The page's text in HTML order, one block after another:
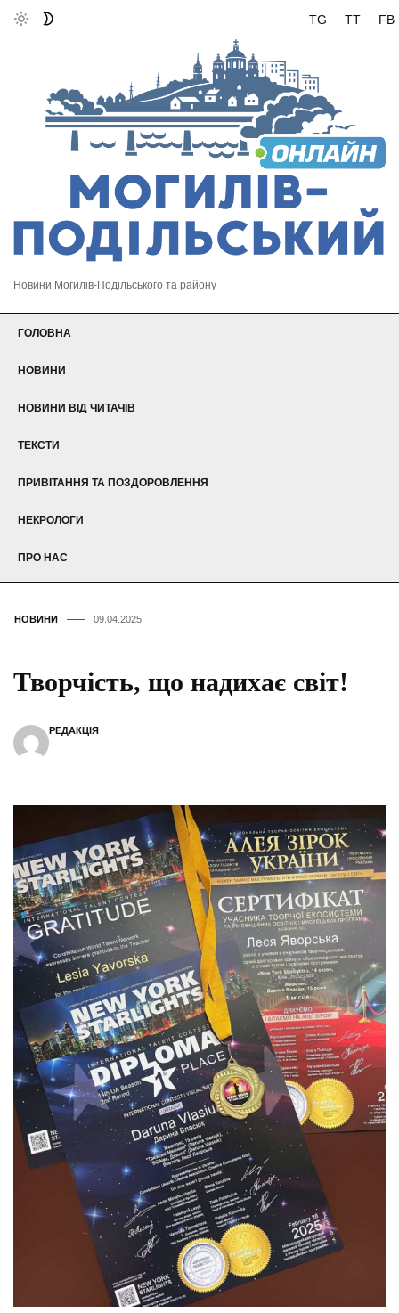
FB
TT
TG
Новини Могилів-Подільського та району
ГОЛОВНА
НОВИНИ
НОВИНИ ВІД ЧИТАЧІВ
ТЕКСТИ
ПРИВІТАННЯ ТА ПОЗДОРОВЛЕННЯ
НЕКРОЛОГИ
ПРО НАС
НОВИНИ 09.04.2025
Творчість, що надихає світ!
РЕДАКЦІЯ